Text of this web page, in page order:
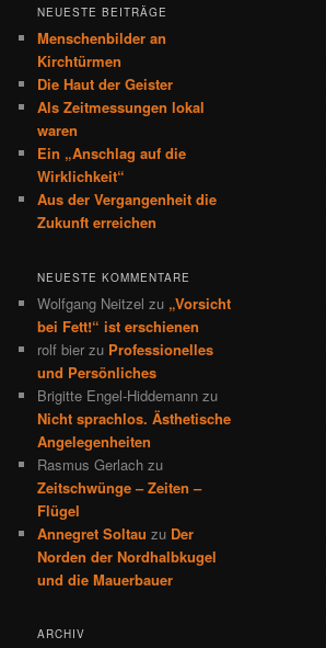
NEUESTE BEITRÄGE
Menschenbilder an
Kirchtürmen
Die Haut der Geister
Als Zeitmessungen lokal
waren
Ein „Anschlag auf die
Wirklichkeit“
Aus der Vergangenheit die
Zukunft erreichen
NEUESTE KOMMENTARE
Wolfgang Neitzel zu „Vorsicht
bei Fett!“ ist erschienen
rolf bier zu Professionelles
und Persönliches
Brigitte Engel-Hiddemann zu
Nicht sprachlos. Ästhetische
Angelegenheiten
Rasmus Gerlach zu
Zeitschwünge – Zeiten –
Flügel
Annegret Soltau zu Der
Norden der Nordhalbkugel
und die Mauerbauer
ARCHIV